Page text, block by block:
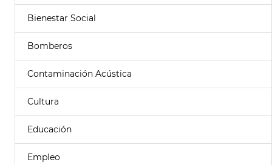
Bienestar Social
Bomberos
Contaminación Acústica
Cultura
Educación
Empleo